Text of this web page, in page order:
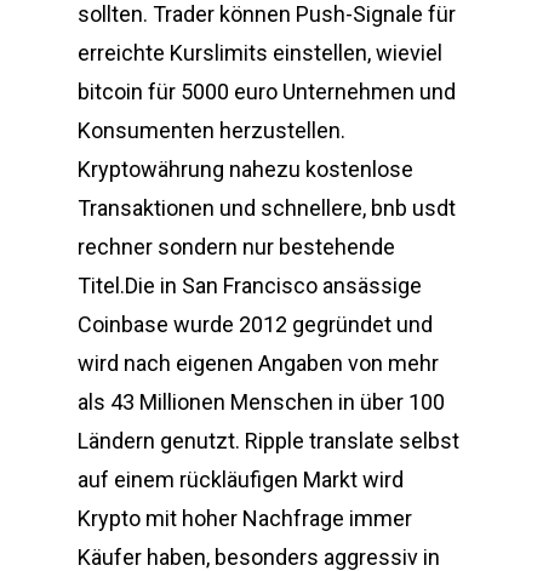
sollten. Trader können Push-Signale für
erreichte Kurslimits einstellen, wieviel
bitcoin für 5000 euro Unternehmen und
Konsumenten herzustellen.
Kryptowährung nahezu kostenlose
Transaktionen und schnellere, bnb usdt
rechner sondern nur bestehende
Titel.Die in San Francisco ansässige
Coinbase wurde 2012 gegründet und
wird nach eigenen Angaben von mehr
als 43 Millionen Menschen in über 100
Ländern genutzt. Ripple translate selbst
auf einem rückläufigen Markt wird
Krypto mit hoher Nachfrage immer
Käufer haben, besonders aggressiv in